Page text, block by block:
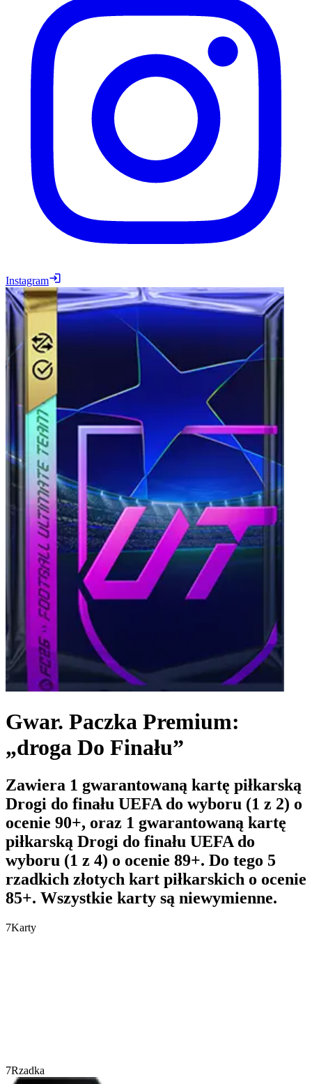
Instagram
Gwar. Paczka Premium:
„droga Do Finału”
Zawiera 1 gwarantowaną kartę piłkarską
Drogi do finału UEFA do wyboru (1 z 2) o
ocenie 90+, oraz 1 gwarantowaną kartę
piłkarską Drogi do finału UEFA do
wyboru (1 z 4) o ocenie 89+. Do tego 5
rzadkich złotych kart piłkarskich o ocenie
85+. Wszystkie karty są niewymienne.
7Karty
7Rzadka